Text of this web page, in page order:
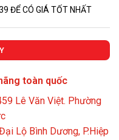
ĐỂ CÓ GIÁ TỐT NHẤT
toàn quốc
Lê Văn Việt. Phường
Lộ Bình Dương, P.Hiệp